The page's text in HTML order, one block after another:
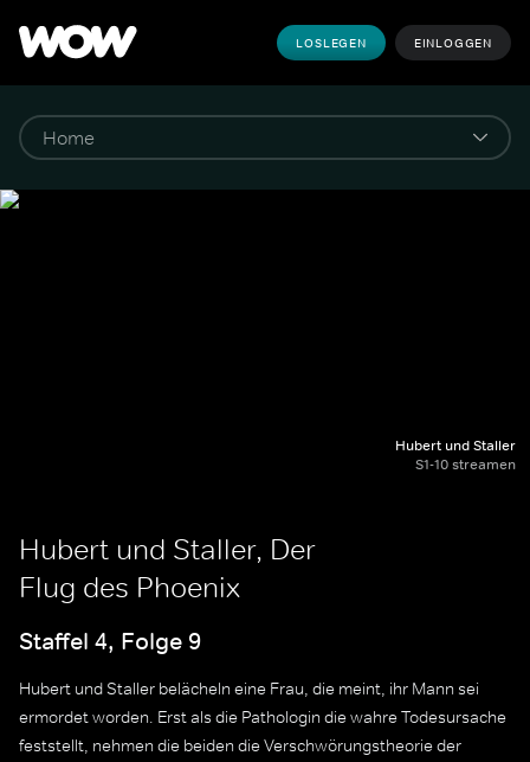
LOSLEGEN EINLOGGEN
Hubert und Staller
S1-10 streamen
Hubert und Staller, Der
Flug des Phoenix
Staffel 4, Folge 9
Hubert und Staller belächeln eine Frau, die meint, ihr Mann sei
ermordet worden. Erst als die Pathologin die wahre Todesursache
feststellt, nehmen die beiden die Verschwörungstheorie der